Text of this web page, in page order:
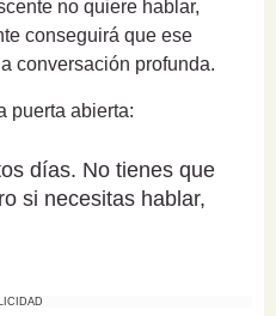
no quiere hablar,
conseguirá que ese
conversación profunda.
puerta abierta:
días. No tienes que
si necesitas hablar,